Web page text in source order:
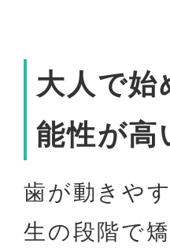
大人で
能性が高
歯が動きや
生の段階で